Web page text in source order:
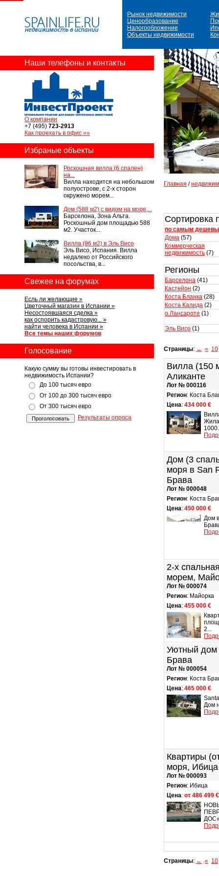
Рынок недвижимости
Ценообразование
Налогообложение
Объекты недвижимости
Наши телефоны и контакты
О компании
+7 (495) 723-2913
Как проехать в офис »»
Избраные объекты
Роскошная вилла (6 спален)
на...
Вилла находится на небольшом
полуострове, с 2-х сторон
окружено морем...
Дом (588 м2) с видом на море,...
Барселона, Зона Альта.
Роскошный дом площадью 588
м2. Участок...
Вилла (96 м2) в Эль Висо
Эль Висо, Испания. Вилла
недалеко от Российского
посольства, в...
Свежее на форумах
Есль ли желающие »
Цветочный магазин в Испании »
Несостоявшаяся сделка »
как оспорить кадастровую... »
найти человека в Испании »
Все темы наших форумов
Голосование
Какую сумму вы готовы инвестировать в
недвижимость Испании?
До 100 тысяч евро
От 100 до 300 тысяч евро
От 300 тысяч евро
Результаты опроса
Главная /
Сортировка
по самым
Дома (57)
Коммерческая
недвижимость (7)
Регионы
Барселона (41)
Кастейон (2)
Коста Бланка (28)
Коста Калида (2)
о.Лансароте (1)
Эль Висо (1)
Страницы: ← « 10
Вилла (150
Аликанте
Лот № 000116
Регион: Коста
Цена: 434 000 €
Дом (3
моря в San
Брава
Лот № 000048
Регион: Коста
Цена: 450 000 €
Дом
2-х
морем,
Лот № 000074
Регион: Майорка
Цена: 455 000 €
2...
Уютный дом
Брава
Лот № 000054
Регион: Коста
Цена: 465 000 €
Дом
Квартиры
моря, Ибица
Лот № 000093
Регион: Ибица
Цена: от 486 499 €
Страницы: ← « 10